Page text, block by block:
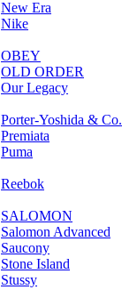
New Era
Nike
OBEY
OLD ORDER
Our Legacy
Porter-Yoshida & Co.
Premiata
Puma
Reebok
SALOMON
Salomon Advanced
Saucony
Stone Island
Stussy